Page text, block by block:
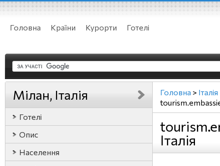
Головна Країни Курорти Готелі
Мілан, Італія
Готелі
Опис
Населення
Головна > Італія
Італія